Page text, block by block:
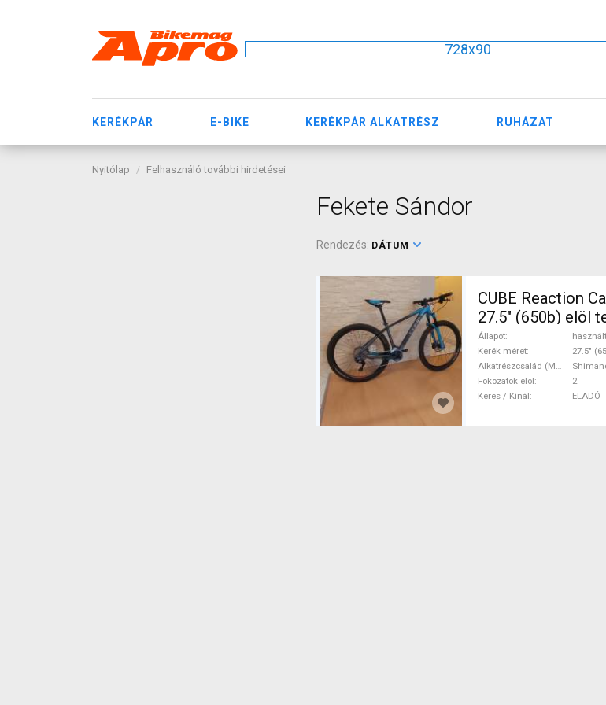
728x90
KERÉKPÁR E-BIKE KERÉKPÁR ALKATRÉSZ RUHÁZAT
Nyitólap Felhasználó további hirdetései
Fekete Sándor
Rendezés: DÁTUM
CUBE Reaction
27.5" (650b) elöl
XT használt ELADÓ
Állapot
használt
Kerék méret
27.5"
Alkatrészcsalád (MTB)
Fokozatok elöl
2
Keres / Kínál
ELADÓ